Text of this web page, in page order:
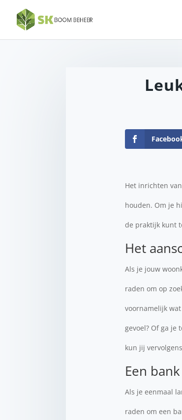
Het inrichten
houden. Om je
de praktijk kunt
Het
Als je jouw
raden om op
voornamelijk
gevoel? Of ga je
kun jij
Een
Als je eenmaal
raden om een